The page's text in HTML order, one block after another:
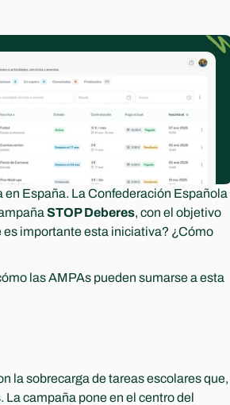
en España. La Confederación Española
STOP Deberes, con el objetivo
es importante esta iniciativa? ¿Cómo
las AMPAs pueden sumarse a esta
la sobrecarga de tareas escolares que,
campaña pone en el centro del